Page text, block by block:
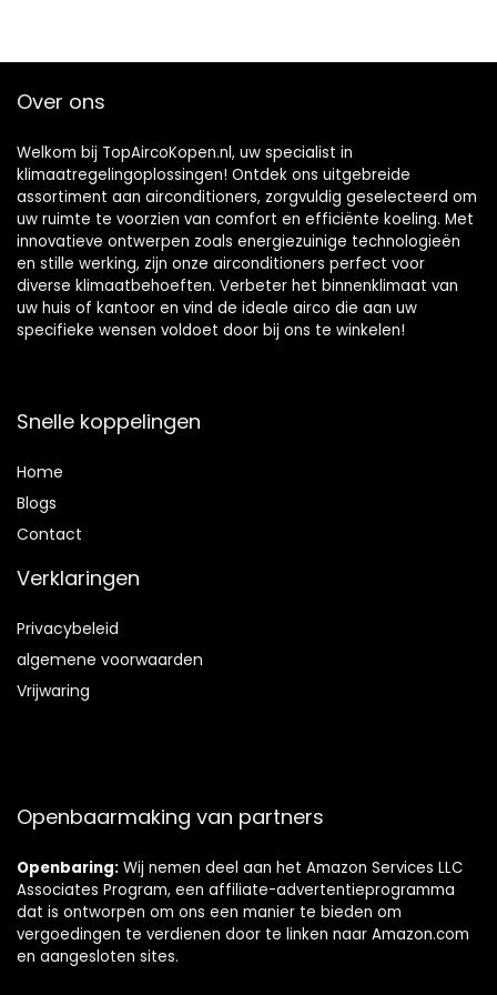
Over ons
Welkom bij TopAircoKopen.nl, uw specialist in
klimaatregelingoplossingen! Ontdek ons uitgebreide
assortiment aan airconditioners, zorgvuldig geselecteerd om
uw ruimte te voorzien van comfort en efficiënte koeling. Met
innovatieve ontwerpen zoals energiezuinige technologieën
en stille werking, zijn onze airconditioners perfect voor
diverse klimaatbehoeften. Verbeter het binnenklimaat van
uw huis of kantoor en vind de ideale airco die aan uw
specifieke wensen voldoet door bij ons te winkelen!
Snelle koppelingen
Home
Blogs
Contact
Verklaringen
Privacybeleid
algemene voorwaarden
Vrijwaring
Openbaarmaking van partners
Openbaring: Wij nemen deel aan het Amazon Services LLC
Associates Program, een affiliate-advertentieprogramma
dat is ontworpen om ons een manier te bieden om
vergoedingen te verdienen door te linken naar Amazon.com
en aangesloten sites.